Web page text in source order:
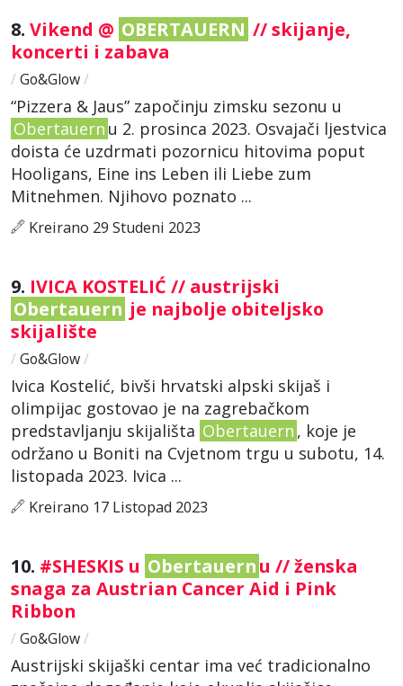
8. Vikend @ OBERTAUERN // skijanje,
koncerti i zabava
/ Go&Glow/
“Pizzera & Jaus” započinju zimsku sezonu u
Obertauern u 2. prosinca 2023. Osvajači ljestvica
doista će uzdrmati pozornicu hitovima poput
Hooligans, Eine ins Leben ili Liebe zum
Mitnehmen. Njihovo poznato ...
Kreirano 29 Studeni 2023
9. IVICA KOSTELIĆ // austrijski
Obertauern je najbolje obiteljsko
skijalište
/ Go&Glow/
Ivica Kostelić, bivši hrvatski alpski skijaš i
olimpijac gostovao je na zagrebačkom
predstavljanju skijališta Obertauern , koje je
održano u Boniti na Cvjetnom trgu u subotu, 14.
listopada 2023. Ivica ...
Kreirano 17 Listopad 2023
10. #SHESKIS u Obertauernu // ženska
snaga za Austrian Cancer Aid i Pink
Ribbon
/ Go&Glow/
Austrijski skijaški centar ima već tradicionalno